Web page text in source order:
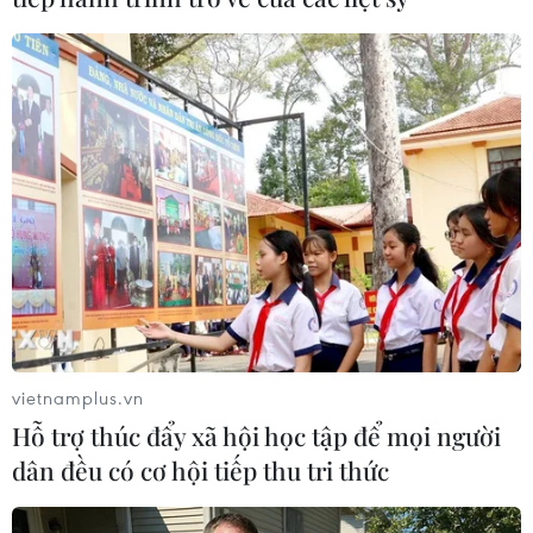
Trường học chủ động cho học sinh nghỉ
để tránh bão số 3
16/09/2014 08:25
Bộ Giáo dục và Đào tạo vừa có công điện khẩn gửi các
cơ sở giáo dục thuộc các tỉnh chịu ảnh hưởng của cơn
bão số 3, yêu cầu các đơn vị này chủ động đối phó với
các diễn biến của bão.
vietnamplus.vn
Hỗ trợ thúc đẩy xã hội học tập để mọi người
dân đều có cơ hội tiếp thu tri thức